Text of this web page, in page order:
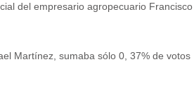
del empresario agropecuario Francisco
Martínez, sumaba sólo 0, 37% de votos